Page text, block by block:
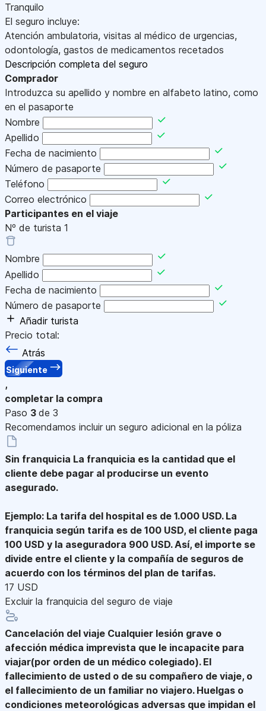
Tranquilo
El seguro incluye:
Atención ambulatoria, visitas al médico de urgencias,
odontología, gastos de medicamentos recetados
Descripción completa del seguro
Comprador
Introduzca su apellido y nombre en alfabeto latino, como
en el pasaporte
Nombre
Apellido
Fecha de nacimiento
Número de pasaporte
Teléfono
Correo electrónico
Participantes en el viaje
Nº de turista 1
Nombre
Apellido
Fecha de nacimiento
Número de pasaporte
Añadir turista
Precio total:
Atrás
Siguiente
,
completar la compra
Paso 3 de 3
Recomendamos incluir un seguro adicional en la póliza
Sin franquicia La franquicia es la cantidad que el
cliente debe pagar al producirse un evento
asegurado.
Ejemplo: La tarifa del hospital es de 1.000 USD. La
franquicia según tarifa es de 100 USD, el cliente paga
100 USD y la aseguradora 900 USD. Así, el importe se
divide entre el cliente y la compañía de seguros de
acuerdo con los términos del plan de tarifas.
17 USD
Excluir la franquicia del seguro de viaje
Cancelación del viaje Cualquier lesión grave o
afección médica imprevista que le incapacite para
viajar(por orden de un médico colegiado). El
fallecimiento de usted o de su compañero de viaje, o
el fallecimiento de un familiar no viajero. Huelgas o
condiciones meteorológicas adversas que impidan el